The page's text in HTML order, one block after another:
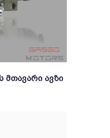
Მთავარი Ავზი